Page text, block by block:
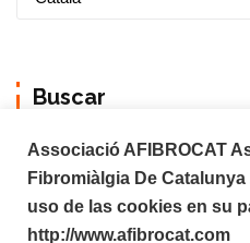
Buscar
Associació AFIBROCAT
Fibromiàlgia De
uso de las cookies en su
http://www.afibrocat.com